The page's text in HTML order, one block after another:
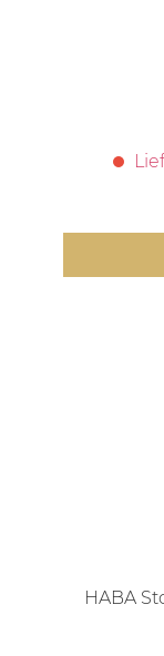
HABA